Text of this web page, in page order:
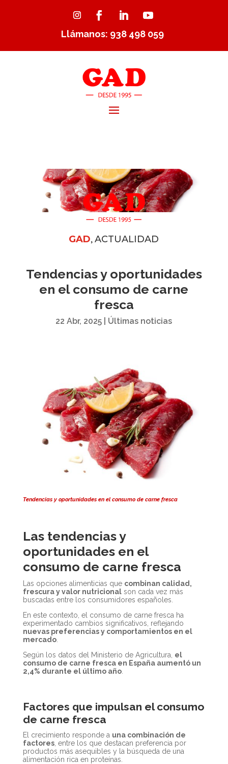
Llámanos: 938 498 059
GAD,ACTUALIDAD
Tendencias y oportunidades
en el consumo de carne
fresca
22 Abr, 2025 Últimas noticias
Tendencias y oportunidades en el consumo de carne fresca
Las tendencias y
oportunidades en el
consumo de carne fresca
Las opciones alimenticias que combinan calidad,
frescura y valor nutricionalson cada vez más
buscadas entre los consumidores españoles.
En este contexto, el consumo de carne fresca ha
experimentado cambios significativos, reflejando
nuevas preferencias y comportamientos en el
mercado.
Según los datos del Ministerio de Agricultura, el
consumo de carne fresca en España aumentó un
2,4% durante el último año.
Factores que impulsan el consumo
de carne fresca
El crecimiento responde a una combinación de
factores, entre los que destacan preferencia por
productos más asequibles y la búsqueda de una
alimentación rica en proteínas.